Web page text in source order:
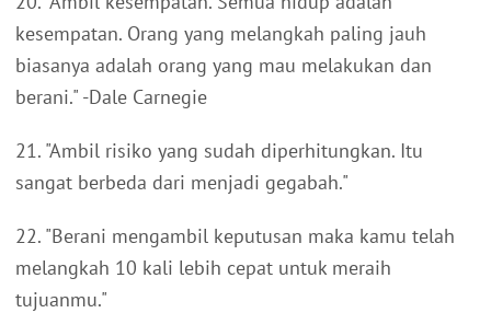
kesempatan. Orang yang melangkah paling jauh
biasanya adalah orang yang mau melakukan dan
berani." -Dale Carnegie
21. "Ambil risiko yang sudah diperhitungkan. Itu
sangat berbeda dari menjadi gegabah."
22. "Berani mengambil keputusan maka kamu telah
melangkah 10 kali lebih cepat untuk meraih
tujuanmu."